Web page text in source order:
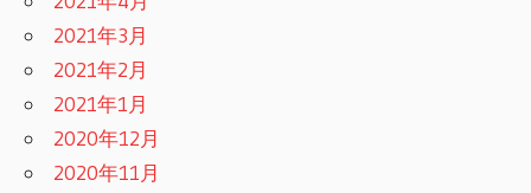
2021年3月
2021年2月
2021年1月
2020年12月
2020年11月